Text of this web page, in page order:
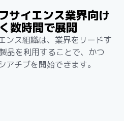
サイエンス業界向け
数時間で展開
ンス組織は、業界をリードす
品を利用することで、かつ
チブを開始できます。